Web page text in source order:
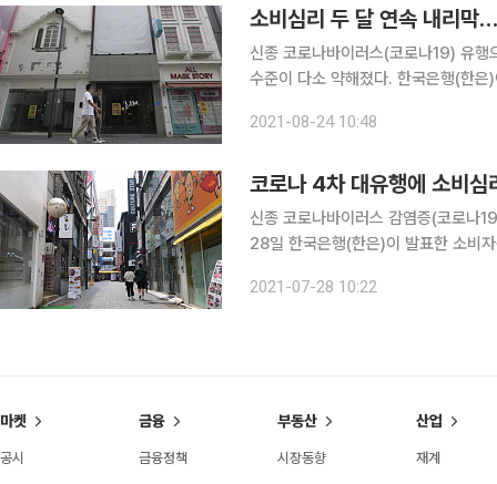
소비심리 두 달 연속 내리막
신종 코로나바이러스(코로나19) 유
수준이 다소 약해졌다. 한국은행(한은)이 24일 발표한 ‘소비자동향조사’ 결과에 따르면 8월 소비심
포인트 급락한 뒤 두 달 연속 하락세를
2021-08-24 10:48
코로나 4차 대유행에 소비심
신종 코로나바이러스 감염증(코로나
28일 한국은행(한은)이 발표한 소비
이용해 산출한 심리지표다. 장기평균
2021-07-28 10:22
마켓
공시
금융
금융정책
부동산
시장동향
산업
재계